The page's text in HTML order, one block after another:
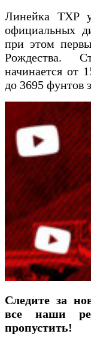
Линейка TXP
официальных
при этом
Рождества.
начинается от
до 3695 фунтов
Следите за
все наши
пропустить!